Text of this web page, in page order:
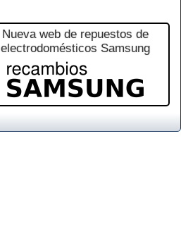
Nueva web de repuestos de
electrodomésticos Samsung